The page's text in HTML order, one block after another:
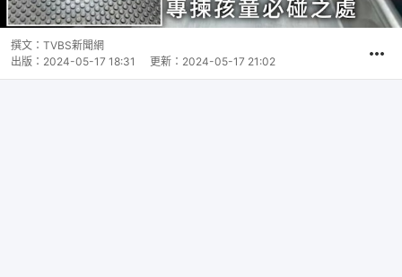
撰文： TVBS新聞網
出版： 2024-05-17 18:31 更新： 2024-05-17 21:02